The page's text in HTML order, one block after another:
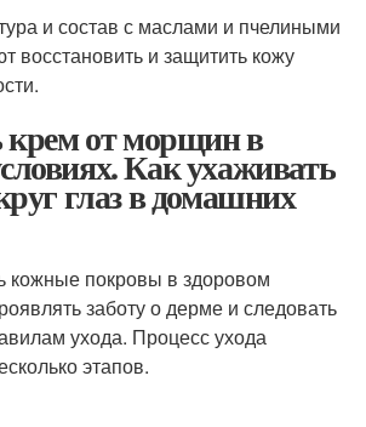
и состав с маслами и пчелиными
восстановить и защитить кожу
крем от морщин в
Как ухаживать
глаз в домашних
кожные покровы в здоровом
заботу о дерме и следовать
ухода. Процесс ухода
этапов.